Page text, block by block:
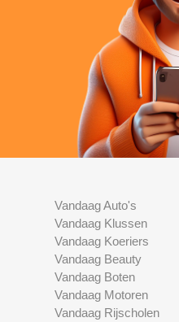
Vandaag Auto's
Vandaag Klussen
Vandaag Koeriers
Vandaag Beauty
Vandaag Boten
Vandaag Motoren
Vandaag Rijscholen